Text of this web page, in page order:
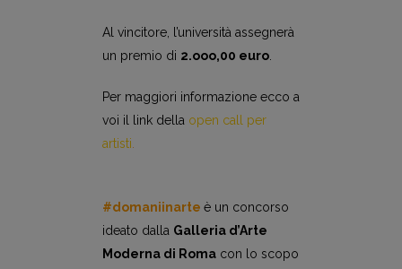
Al vincitore, l’università assegnerà
un premio di 2.ooo,00 euro.
Per maggiori informazione ecco a
voi il link della open call per
artisti.
#domaniinarte è un concorso
ideato dalla Galleria d’Arte
Moderna di Romacon lo scopo